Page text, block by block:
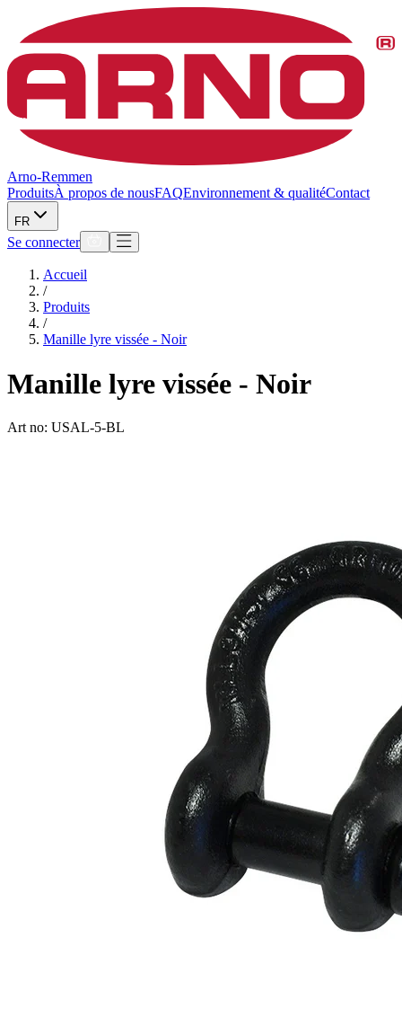
Arno-Remmen
ProduitsÀ propos de nousFAQEnvironnement & qualitéContact
FR
Se connecter
Accueil
/
Produits
/
Manille lyre vissée - Noir
Manille lyre vissée - Noir
Art no: USAL-5-BL